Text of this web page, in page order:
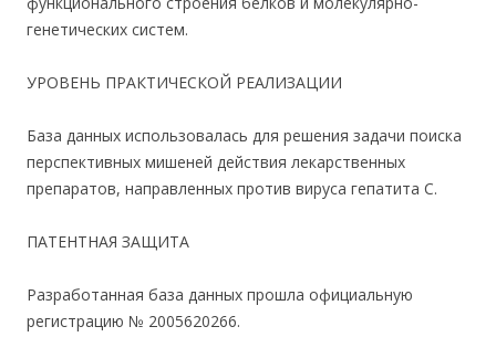
генетических систем.
УРОВЕНЬ ПРАКТИЧЕСКОЙ РЕАЛИЗАЦИИ
База данных использовалась для решения задачи поиска
перспективных мишеней действия лекарственных
препаратов, направленных против вируса гепатита С.
ПАТЕНТНАЯ ЗАЩИТА
Разработанная база данных прошла официальную
регистрацию № 2005620266.